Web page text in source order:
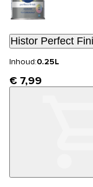
Histor Perfect
Inhoud:0.25L
€ 7,99